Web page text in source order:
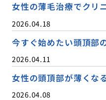
女性の薄毛治療でクリ
2026.04.18
今すぐ始めたい頭頂部
2026.04.11
女性の頭頂部が薄くな
2026.04.08